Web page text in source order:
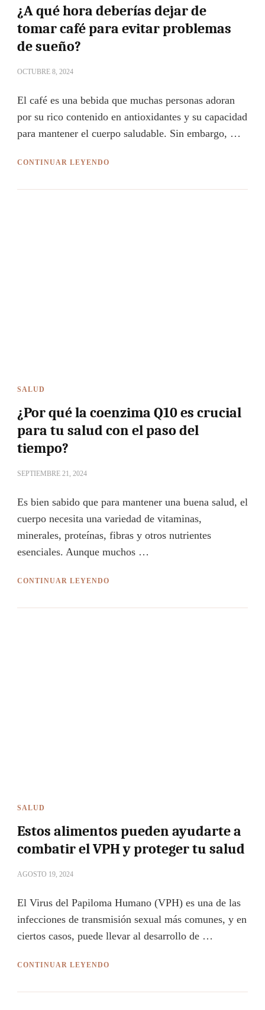
¿A qué hora deberías dejar de
tomar café para evitar problemas
de sueño?
OCTUBRE 8, 2024
El café es una bebida que muchas personas adoran
por su rico contenido en antioxidantes y su capacidad
para mantener el cuerpo saludable. Sin embargo, …
CONTINUAR LEYENDO
SALUD
¿Por qué la coenzima Q10 es crucial
para tu salud con el paso del
tiempo?
SEPTIEMBRE 21, 2024
Es bien sabido que para mantener una buena salud, el
cuerpo necesita una variedad de vitaminas,
minerales, proteínas, fibras y otros nutrientes
esenciales. Aunque muchos …
CONTINUAR LEYENDO
SALUD
Estos alimentos pueden ayudarte a
combatir el VPH y proteger tu salud
AGOSTO 19, 2024
El Virus del Papiloma Humano (VPH) es una de las
infecciones de transmisión sexual más comunes, y en
ciertos casos, puede llevar al desarrollo de …
CONTINUAR LEYENDO